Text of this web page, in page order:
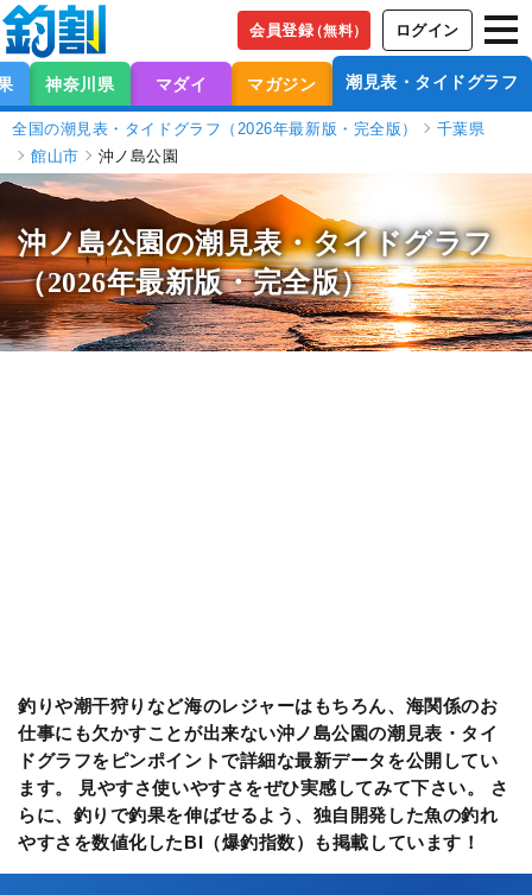
会員登録（無料） ログイン
神奈川県 マダイ マガジン 潮見表・タイドグラフ
全国の潮見表・タイドグラフ（2026年最新版・完全版）
千葉県
館山市
沖ノ島公園
沖ノ島公園の潮見表・タイドグラフ
（2026年最新版・完全版）
釣りや潮干狩りなど海のレジャーはもちろん、海関係のお
仕事にも欠かすことが出来ない沖ノ島公園の潮見表・タイ
ドグラフをピンポイントで詳細な最新データを公開してい
ます。 見やすさ使いやすさをぜひ実感してみて下さい。 さ
らに、釣りで釣果を伸ばせるよう、独自開発した魚の釣れ
やすさを数値化したBI（爆釣指数）も掲載しています！